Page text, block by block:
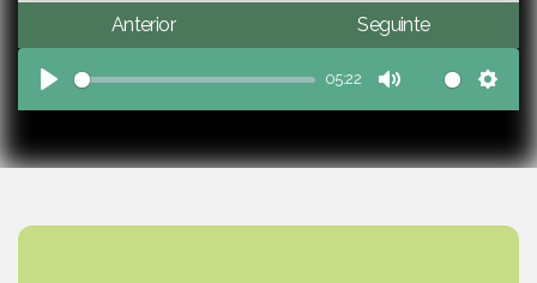
Anterior Seguinte
Play
05:22
Mute